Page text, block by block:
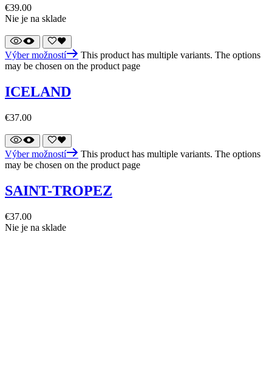
€39.00
Nie je na sklade
Výber možností
This product has multiple variants. The options
may be chosen on the product page
ICELAND
€37.00
Výber možností
This product has multiple variants. The options
may be chosen on the product page
SAINT-TROPEZ
€37.00
Nie je na sklade